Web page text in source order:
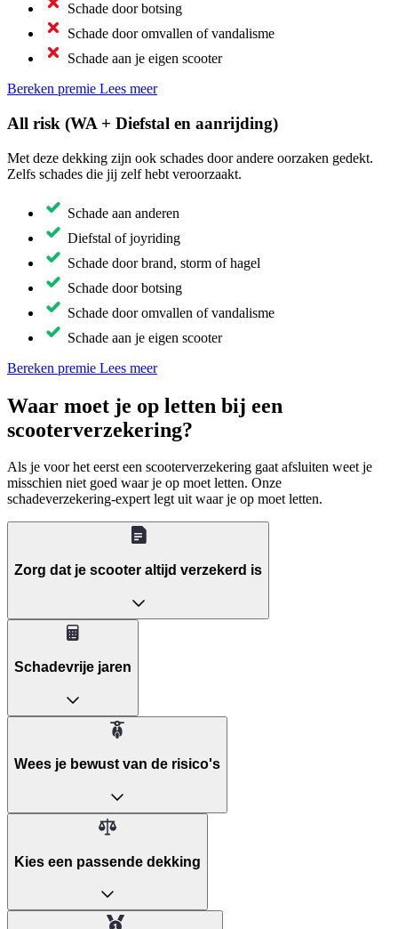
Schade door botsing
Schade door omvallen of vandalisme
Schade aan je eigen scooter
Bereken premie Lees meer
All risk (WA + Diefstal en aanrijding)
Met deze dekking zijn ook schades door andere oorzaken gedekt.
Zelfs schades die jij zelf hebt veroorzaakt.
Schade aan anderen
Diefstal of joyriding
Schade door brand, storm of hagel
Schade door botsing
Schade door omvallen of vandalisme
Schade aan je eigen scooter
Bereken premie Lees meer
Waar moet je op letten bij een
scooterverzekering?
Als je voor het eerst een scooterverzekering gaat afsluiten weet je
misschien niet goed waar je op moet letten. Onze
schadeverzekering-expert legt uit waar je op moet letten.
Zorg dat je scooter altijd verzekerd is
Schadevrije jaren
Wees je bewust van de risico's
Kies een passende dekking